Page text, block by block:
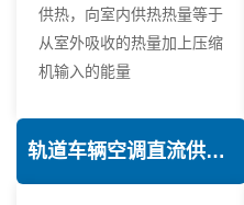
供热，向室内供热热量等于
从室外吸收的热量加上压缩
机输入的能量
轨道车辆空调直流供电技术